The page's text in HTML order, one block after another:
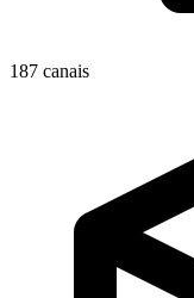
187 canais